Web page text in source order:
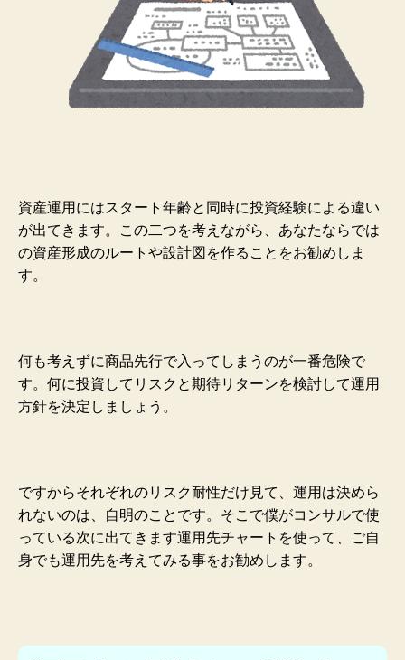
資産運用にはスタート年齢と同時に投資経験による違い
が出てきます。この二つを考えながら、あなたならでは
の資産形成のルートや設計図を作ることをお勧めしま
す。
何も考えずに商品先行で入ってしまうのが一番危険で
す。何に投資してリスクと期待リターンを検討して運用
方針を決定しましょう。
ですからそれぞれのリスク耐性だけ見て、運用は決めら
れないのは、自明のことです。そこで僕がコンサルで使
っている次に出てきます運用先チャートを使って、ご自
身でも運用先を考えてみる事をお勧めします。